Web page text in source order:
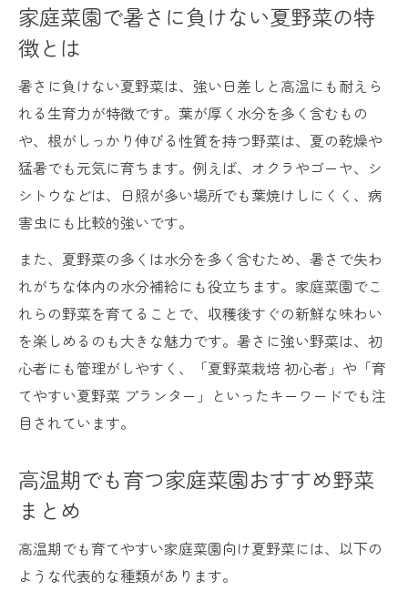
家庭菜園で暑さに負けない夏野菜の特
徴とは
暑さに負けない夏野菜は、強い日差しと高温にも耐えら
れる生育力が特徴です。葉が厚く水分を多く含むもの
や、根がしっかり伸びる性質を持つ野菜は、夏の乾燥や
猛暑でも元気に育ちます。例えば、オクラやゴーヤ、シ
シトウなどは、日照が多い場所でも葉焼けしにくく、病
害虫にも比較的強いです。
また、夏野菜の多くは水分を多く含むため、暑さで失わ
れがちな体内の水分補給にも役立ちます。家庭菜園でこ
れらの野菜を育てることで、収穫後すぐの新鮮な味わい
を楽しめるのも大きな魅力です。暑さに強い野菜は、初
心者にも管理がしやすく、「夏野菜栽培 初心者」や「育
てやすい夏野菜 プランター」といったキーワードでも注
目されています。
高温期でも育つ家庭菜園おすすめ野菜
まとめ
高温期でも育てやすい家庭菜園向け夏野菜には、以下の
ような代表的な種類があります。